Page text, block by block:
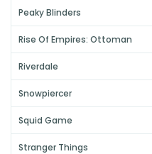
Peaky Blinders
Rise Of Empires: Ottoman
Riverdale
Snowpiercer
Squid Game
Stranger Things